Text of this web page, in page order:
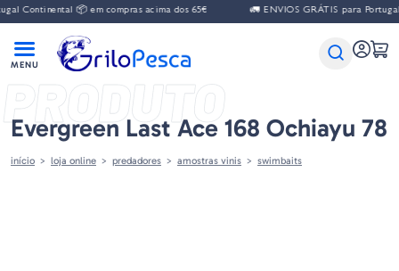
Continental 📦 em compras acima dos 65€ 🚛 ENVIOS GRÁTIS para Portugal
PRODUTO
Evergreen Last Ace 168 Ochiayu 78
início loja online predadores amostras vinis swimbaits